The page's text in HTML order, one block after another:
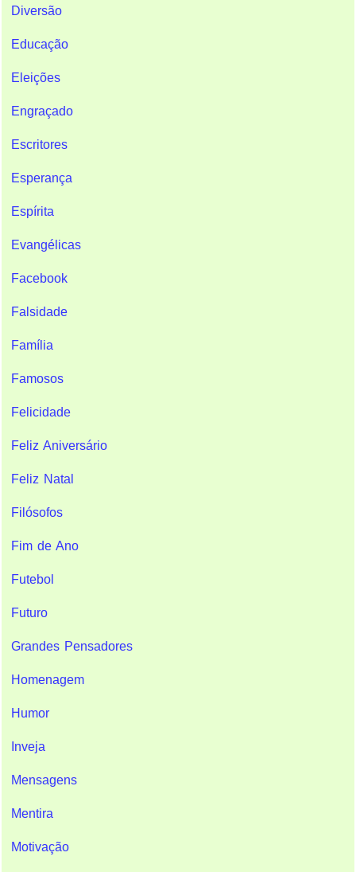
Diversão
Educação
Eleições
Engraçado
Escritores
Esperança
Espírita
Evangélicas
Facebook
Falsidade
Família
Famosos
Felicidade
Feliz Aniversário
Feliz Natal
Filósofos
Fim de Ano
Futebol
Futuro
Grandes Pensadores
Homenagem
Humor
Inveja
Mensagens
Mentira
Motivação